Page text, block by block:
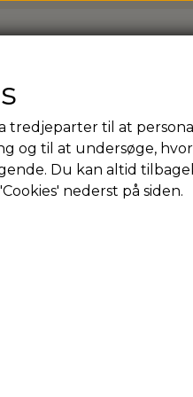
til
kurser
tredjeparter til at
og til at undersøge,
Du kan altid
nederst på siden.